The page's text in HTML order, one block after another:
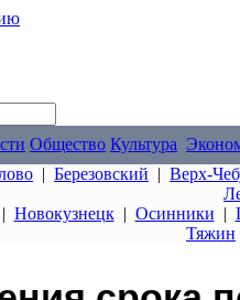
Общество Культура
| Березовский | Верх-
| Новокузнецк| Осинники |
Тяжин